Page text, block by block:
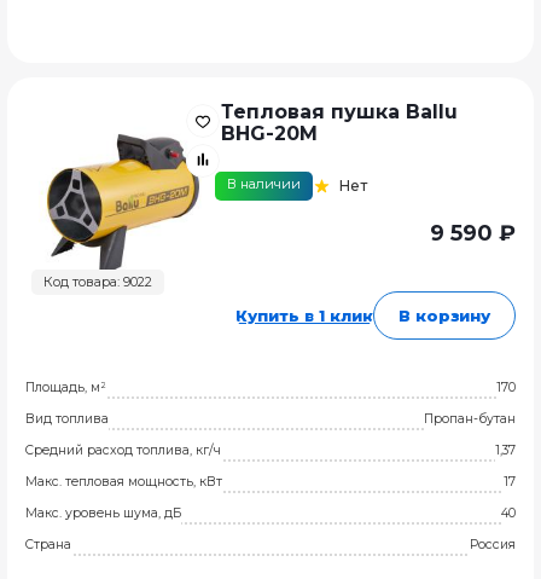
Код товара: 9022
Тепловая пушка Ballu
BHG-20M
В наличии Нет
9 590 ₽
Купить в 1 клик В корзину
Площадь, м²
170
Вид топлива
Пропан-бутан
Средний расход топлива, кг/ч
1,37
Макс. тепловая мощность, кВт
17
Макс. уровень шума, дБ
40
Страна
Россия